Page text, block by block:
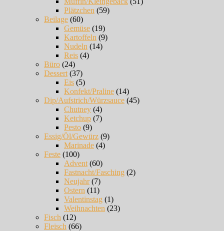
Plätzchen (59)
Beilage (60)
Gemüse (19)
Kartoffeln (9)
Nudeln (14)
Reis (4)
Büro (24)
Dessert (37)
Eis (5)
Konfekt/Praline (14)
Dip/Aufstrich/Würzsauce (45)
Chutney (4)
Ketchup (7)
Pesto (9)
Essig/Öl/Gewürz (9)
Marinade (4)
Feste (100)
Advent (60)
Fastnacht/Fasching (2)
Neujahr(7)
Ostern (11)
Valentinstag (1)
Weihnachten (23)
Fisch (12)
Fleisch (66)